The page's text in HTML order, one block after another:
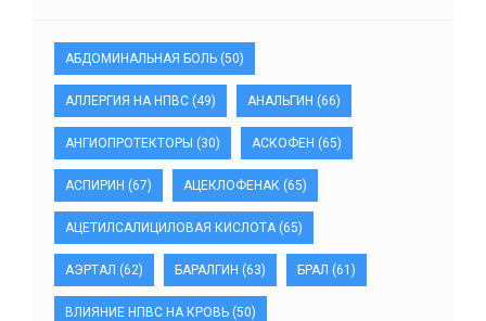
АБДОМИНАЛЬНАЯ БОЛЬ (50)
АЛЛЕРГИЯ НА НПВС (49) АНАЛЬГИН (66)
АНГИОПРОТЕКТОРЫ (30) АСКОФЕН (65)
АСПИРИН (67) АЦЕКЛОФЕНАК (65)
АЦЕТИЛСАЛИЦИЛОВАЯ КИСЛОТА(65)
АЭРТАЛ (62) БАРАЛГИН (63) БРАЛ (61)
ВЛИЯНИЕ НПВС НА КРОВЬ (50)